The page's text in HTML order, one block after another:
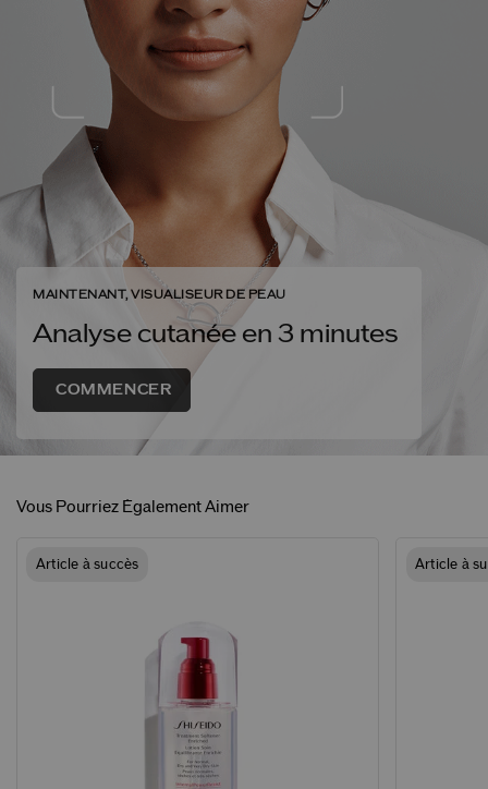
MAINTENANT, VISUALISEUR DE PEAU
Analyse cutanée en 3 minutes
COMMENCER
Vous Pourriez Également Aimer
Article à succès Article à